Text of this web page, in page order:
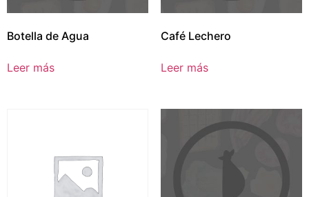
Botella de Agua
Leer más
Café Lechero
Leer más